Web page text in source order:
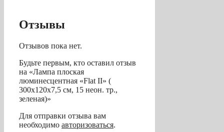
Отзывы
Отзывов пока нет.
Будьте первым, кто оставил отзыв
на «Лампа плоская
люминесцентная «Flat II» (
300x120x7,5 см, 15 неон. тр.,
зеленая)»
Для отправки отзыва вам
необходимо авторизоваться.